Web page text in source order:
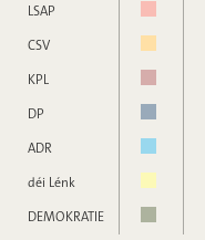
LSAP
CSV
KPL
DP
ADR
déi Lénk
DEMOKRATIE